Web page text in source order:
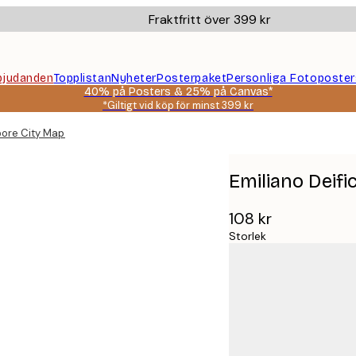
Fraktfritt över 399 kr
TopplistanNyheterPosterpaketPersonliga
40% på Posters & 25% på Canvas*
*Giltigt vid köp för minst 399 kr
City Map Poster
Emiliano
108 kr
Storlek